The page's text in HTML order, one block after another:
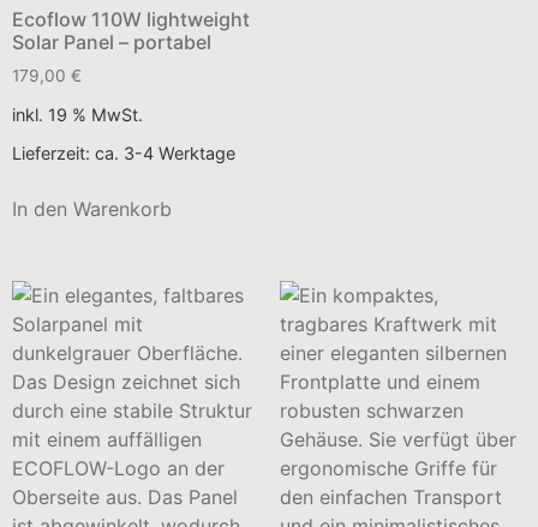
Ecoflow 110W lightweight
Solar Panel – portabel
179,00 €
inkl. 19 % MwSt.
Lieferzeit: ca. 3-4 Werktage
In den Warenkorb